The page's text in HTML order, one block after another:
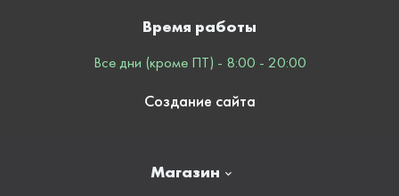
Магазин
Время работы
Все дни (кроме ПТ) - 8:00 - 20:00
Создание сайта